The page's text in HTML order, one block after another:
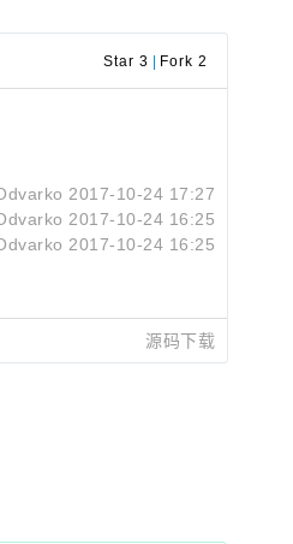
Star 3 Fork 2
2017-10-24 17:27
2017-10-24 16:25
2017-10-24 16:25
源码下载